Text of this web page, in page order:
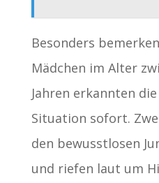
Besonders
Mädchen im Alter
Jahren erkannten
Situation sofort.
den bewusstlosen
und riefen laut um